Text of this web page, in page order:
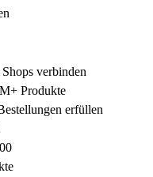
verbinden
Produkte
erfüllen